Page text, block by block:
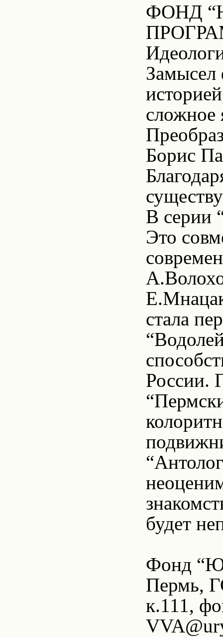
ФОНД
Замысел
сложное
Борис
В серии
Это
стала
России.
будет
Фонд
Пермь,
к.111,